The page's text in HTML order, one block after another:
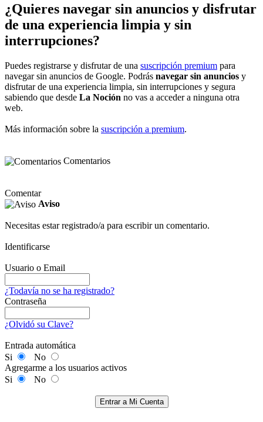
¿Quieres navegar sin anuncios y disfrutar
de una experiencia limpia y sin
interrupciones?
Puedes registrarse y disfrutar de una suscripción premium para
navegar sin anuncios de Google. Podrás navegar sin anuncios y
disfrutar de una experiencia limpia, sin interrupciones y segura
sabiendo que desde La Noción no vas a acceder a ninguna otra
web.
Más información sobre la suscripción a premium.
Comentarios
Comentar
Aviso
Necesitas estar registrado/a para escribir un comentario.
Identificarse
Usuario o Email
¿Todavía no se ha registrado?
Contraseña
¿Olvidó su Clave?
Entrada automática
Si
No
Agregarme a los usuarios activos
Si
No
Entrar a Mi Cuenta